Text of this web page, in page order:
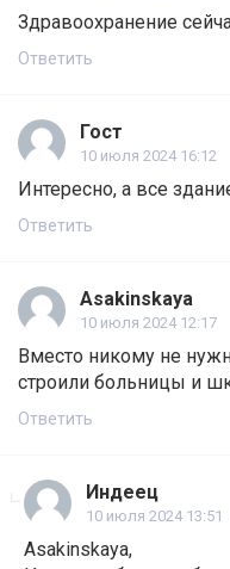
Здравоохранение
Ответить
Гост
10 июля 2024 16:12
Интересно, а все
Ответить
Asakinskaya
10 июля 2024 12:17
Вместо никому не
строили больницы и
Ответить
Индеец
10 июля 2024 13:51
Asakinskaya,